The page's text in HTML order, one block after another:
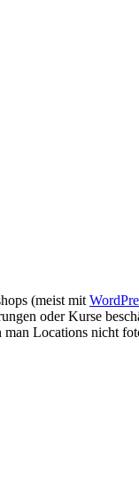
(meist mit
oder Kurse
man Locations nicht